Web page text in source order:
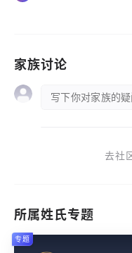
家族讨论
写下你对家族的
去社
所属姓氏专题
专题